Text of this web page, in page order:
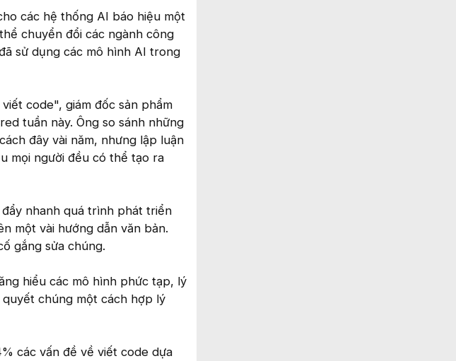
các hệ thống AI báo hiệu một
chuyển đổi các ngành công
sử dụng các mô hình AI trong
code", giám đốc sản phẩm
tuần này. Ông so sánh những
đây vài năm, nhưng lập luận
mọi người đều có thể tạo ra
nhanh quá trình phát triển
một vài hướng dẫn văn bản.
gắng sửa chúng.
hiểu các mô hình phức tạp, lý
chúng một cách hợp lý
các vấn đề về viết code dựa